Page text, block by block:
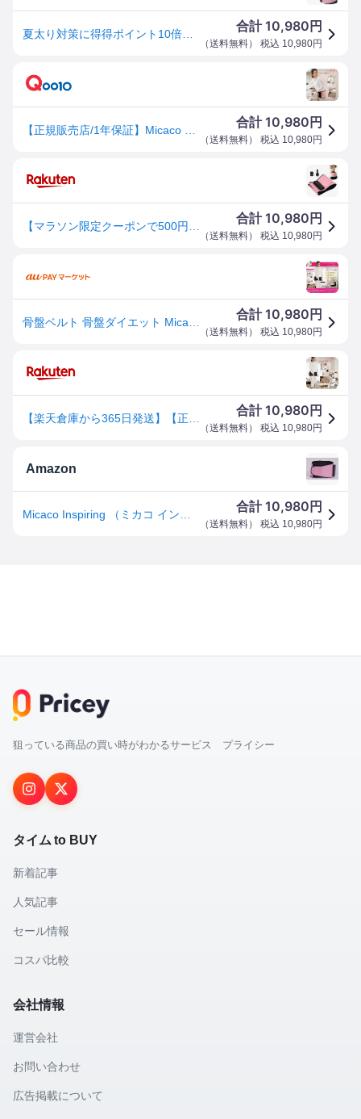
合計10,980 円
（送料無料） 税込 10,980円
合計10,980 円
（送料無料） 税込 10,980円
合計10,980 円
（送料無料） 税込 10,980円
合計10,980 円
（送料無料） 税込 10,980円
合計10,980 円
（送料無料） 税込 10,980円
Amazon
合計10,980 円
（送料無料） 税込 10,980円
狙っている商品の買い時がわかるサービス プライシー
タイム to BUY
新着記事
人気記事
セール情報
コスパ比較
会社情報
運営会社
お問い合わせ
広告掲載について